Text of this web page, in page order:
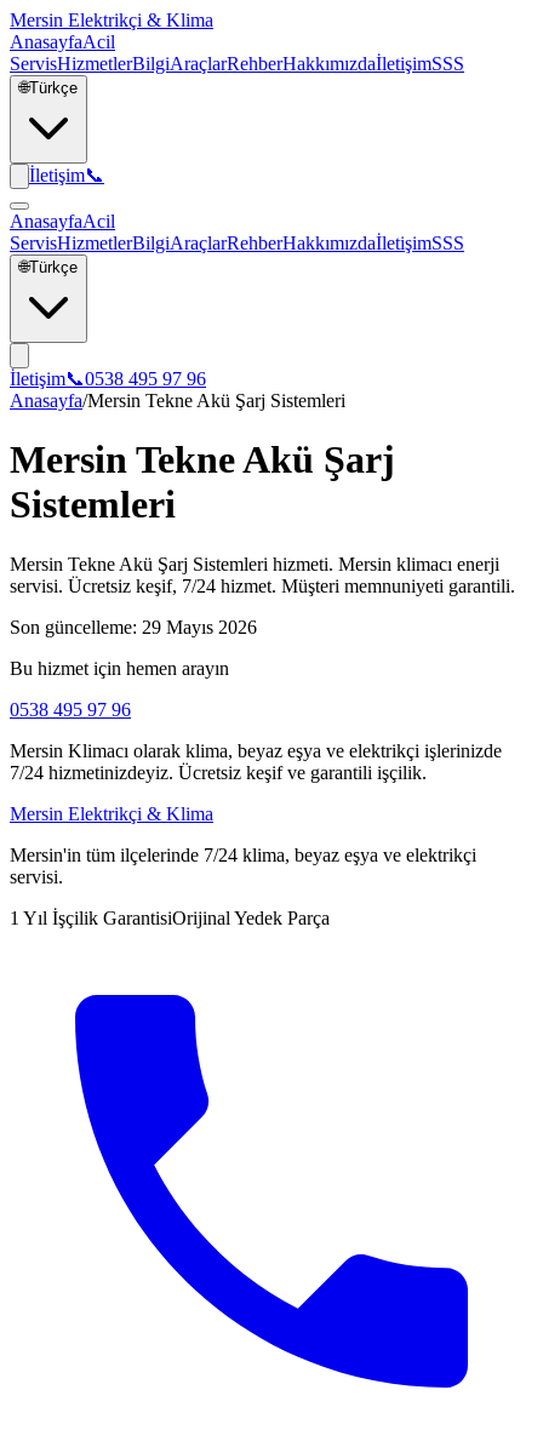
Mersin Elektrikçi & Klima
AnasayfaAcil
ServisHizmetlerBilgiAraçlarRehberHakkımızdaİletişimSSS
🌐Türkçe
İletişim📞
AnasayfaAcil
ServisHizmetlerBilgiAraçlarRehberHakkımızdaİletişimSSS
🌐Türkçe
İletişim📞0538 495 97 96
Anasayfa/Mersin Tekne Akü Şarj Sistemleri
Mersin Tekne Akü Şarj
Sistemleri
Mersin Tekne Akü Şarj Sistemleri hizmeti. Mersin klimacı enerji
servisi. Ücretsiz keşif, 7/24 hizmet. Müşteri memnuniyeti garantili.
Son güncelleme: 29 Mayıs 2026
Bu hizmet için hemen arayın
0538 495 97 96
Mersin Klimacı olarak klima, beyaz eşya ve elektrikçi işlerinizde
7/24 hizmetinizdeyiz. Ücretsiz keşif ve garantili işçilik.
Mersin Elektrikçi & Klima
Mersin'in tüm ilçelerinde 7/24 klima, beyaz eşya ve elektrikçi
servisi.
1 Yıl İşçilik GarantisiOrijinal Yedek Parça